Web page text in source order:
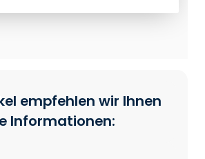
empfehlen wir Ihnen
Informationen: